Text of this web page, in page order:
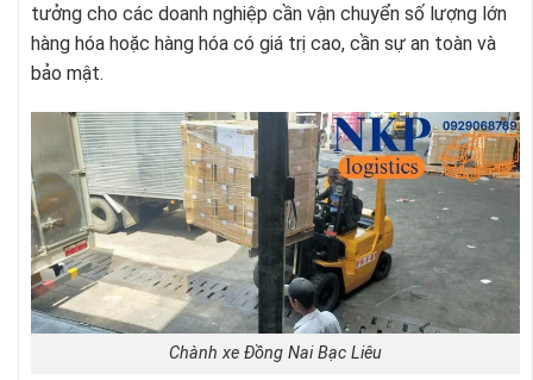
tưởng cho các doanh nghiệp cần vận chuyển số lượng lớn
hàng hóa hoặc hàng hóa có giá trị cao, cần sự an toàn và
bảo mật.
Chành xe Đồng Nai Bạc Liêu